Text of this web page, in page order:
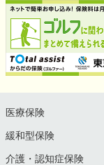
医療保険
緩和型保険
介護・認知症保険